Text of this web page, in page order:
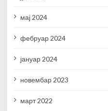
мај 2024
фебруар 2024
јануар 2024
новембар 2023
март 2022